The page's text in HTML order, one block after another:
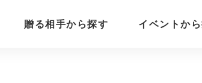
贈る相手から探す イベントか